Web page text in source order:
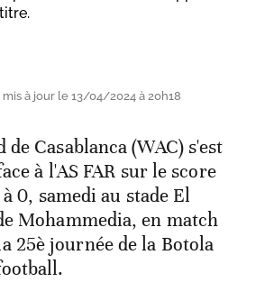
à jour le 13/04/2024 à 20h18
de Casablanca (WAC) s'est
à l'AS FAR sur le score
0, samedi au stade El
Mohammedia, en match
25è journée de la Botola